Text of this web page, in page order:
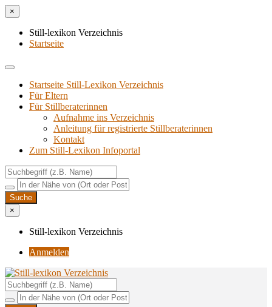
×
Still-lexikon Verzeichnis
Startseite
Startseite Still-Lexikon Verzeichnis
Für Eltern
Für Stillberaterinnen
Aufnahme ins Verzeichnis
Anlei­tung für regis­trier­te Stillberaterinnen
Kon­takt
Zum Still-Lexikon Infoportal
×
Still-lexikon Verzeichnis
Anmelden
Still-lexikon Verzeichnis
Unterstützungsangebote rund ums Stillen